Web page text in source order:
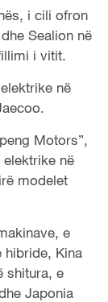
i cili ofron
Sealion në
i vitit.
në
Motors”,
në
modelet
e
hibride, Kina
shitura, e
Japonia